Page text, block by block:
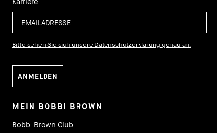
Bitte sehen Sie sich unsere Datenschutzerklärung genau an.
MEIN BOBBI BROWN
Bobbi Brown Club